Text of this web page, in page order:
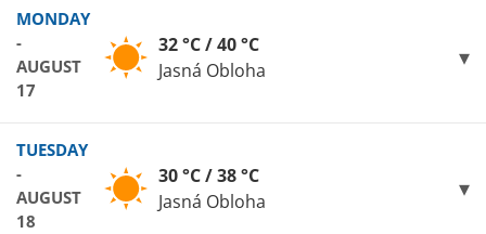
MONDAY
-
AUGUST
17
32 °C / 40 °C
Jasná Obloha
TUESDAY
-
AUGUST
18
30 °C / 38 °C
Jasná Obloha